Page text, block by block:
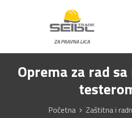
Oprema za rad
Početna
Zaštitna i